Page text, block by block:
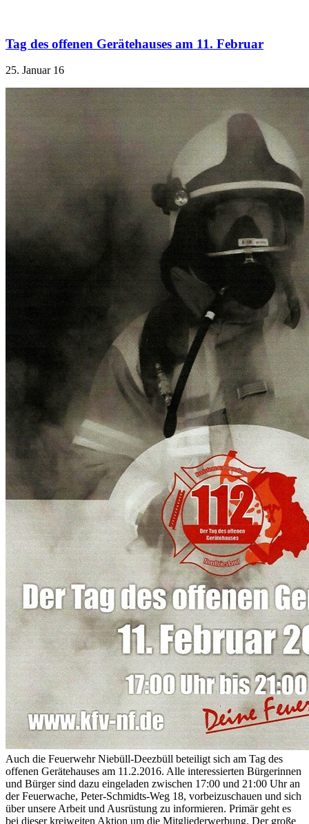
Tag des offenen Gerätehauses am 11. Februar
25. Januar 16
Auch die Feuerwehr Niebüll-Deezbüll beteiligt sich am Tag des
offenen Gerätehauses am 11.2.2016. Alle interessierten Bürgerinnen
und Bürger sind dazu eingeladen zwischen 17:00 und 21:00 Uhr an
der Feuerwache, Peter-Schmidts-Weg 18, vorbeizuschauen und sich
über unsere Arbeit und Ausrüstung zu informieren. Primär geht es
bei dieser kreiweiten Aktion um die Mitgliederwerbung. Der große